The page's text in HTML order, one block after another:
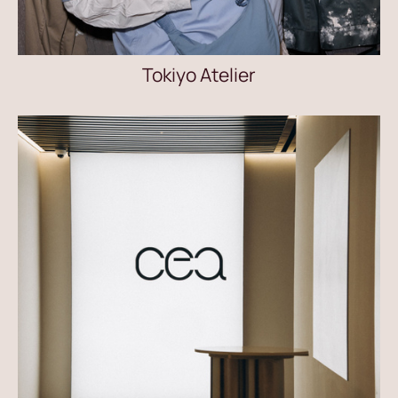
Tokiyo Atelier